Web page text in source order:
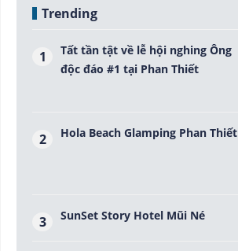
Trending
Tất tần tật về lễ hội nghing Ông
độc đáo #1 tại Phan Thiết
Hola Beach Glamping Phan Thiết
SunSet Story Hotel Mũi Né